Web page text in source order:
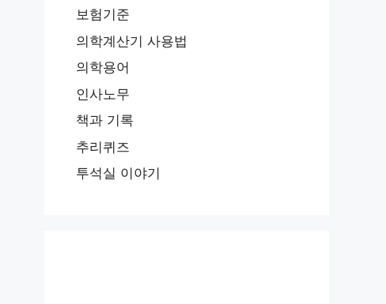
보험기준
의학계산기 사용법
의학용어
인사노무
책과 기록
추리퀴즈
투석실 이야기